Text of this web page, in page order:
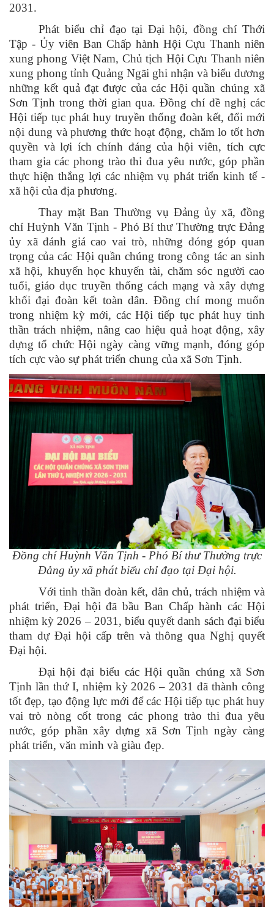
2031.
Phát biểu chỉ đạo tại Đại hội, đồng chí Thới
Tập - Ủy viên Ban Chấp hành Hội Cựu Thanh niên
xung phong Việt Nam, Chủ tịch Hội Cựu Thanh niên
xung phong tỉnh Quảng Ngãi ghi nhận và biểu dương
những kết quả đạt được của các Hội quần chúng xã
Sơn Tịnh trong thời gian qua. Đồng chí đề nghị các
Hội tiếp tục phát huy truyền thống đoàn kết, đổi mới
nội dung và phương thức hoạt động, chăm lo tốt hơn
quyền và lợi ích chính đáng của hội viên, tích cực
tham gia các phong trào thi đua yêu nước, góp phần
thực hiện thắng lợi các nhiệm vụ phát triển kinh tế -
xã hội của địa phương.
Thay mặt Ban Thường vụ Đảng ủy xã, đồng
chí Huỳnh Văn Tịnh - Phó Bí thư Thường trực Đảng
ủy xã đánh giá cao vai trò, những đóng góp quan
trọng của các Hội quần chúng trong công tác an sinh
xã hội, khuyến học khuyến tài, chăm sóc người cao
tuổi, giáo dục truyền thống cách mạng và xây dựng
khối đại đoàn kết toàn dân. Đồng chí mong muốn
trong nhiệm kỳ mới, các Hội tiếp tục phát huy tinh
thần trách nhiệm, nâng cao hiệu quả hoạt động, xây
dựng tổ chức Hội ngày càng vững mạnh, đóng góp
tích cực vào sự phát triển chung của xã Sơn Tịnh.
Đồng chí Huỳnh Văn Tịnh - Phó Bí thư Thường trực
Đảng ủy xãphát biểu chỉ đạo tại Đại hội.
Với tinh thần đoàn kết, dân chủ, trách nhiệm và
phát triển, Đại hội đã bầu Ban Chấp hành các Hội
nhiệm kỳ 2026 – 2031, biểu quyết danh sách đại biểu
tham dự Đại hội cấp trên và thông qua Nghị quyết
Đại hội.
Đại hội đại biểu các Hội quần chúng xã Sơn
Tịnh lần thứ I, nhiệm kỳ 2026 – 2031 đã thành công
tốt đẹp, tạo động lực mới để các Hội tiếp tục phát huy
vai trò nòng cốt trong các phong trào thi đua yêu
nước, góp phần xây dựng xã Sơn Tịnh ngày càng
phát triển, văn minh và giàu đẹp.